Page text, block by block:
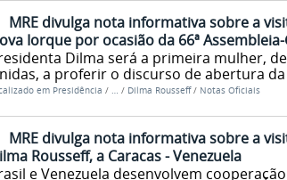
MRE divulga nota informativa sobre a
Iorque por ocasião da 66ª
Dilma será a primeira mulher,
a proferir o discurso de abertura
em Presidência / … / Dilma Rousseff / Notas Oficiais
MRE divulga nota informativa sobre a
Rousseff, a Caracas - Venezuela
e Venezuela desenvolvem